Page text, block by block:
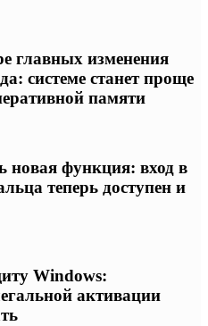
главных изменения
системе станет проще
памяти
новая функция: вход в
теперь доступен и
Windows:
активации